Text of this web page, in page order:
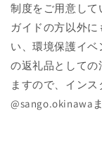
制度をご用意して
ガイドの方以外
い、環境保護イ
の返礼品としての
ますので、イン
@sango.okinawa